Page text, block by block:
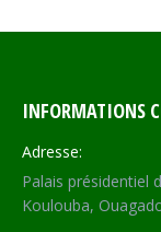
INFORMATIONS
Adresse:
Palais présidentiel
Koulouba,